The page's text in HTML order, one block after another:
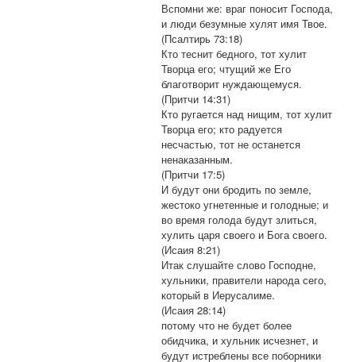
Вспомни же: враг поносит Господа,
и люди безумные хулят имя Твое.
(Псалтирь 73:18)
Кто теснит бедного, тот хулит
Творца его; чтущий же Его
благотворит нуждающемуся.
(Притчи 14:31)
Кто ругается над нищим, тот хулит
Творца его; кто радуется
несчастью, тот не останется
ненаказанным.
(Притчи 17:5)
И будут они бродить по земле,
жестоко угнетенные и голодные; и
во время голода будут злиться,
хулить царя своего и Бога своего.
(Исаия 8:21)
Итак слушайте слово Господне,
хульники, правители народа сего,
который в Иерусалиме.
(Исаия 28:14)
потому что не будет более
обидчика, и хульник исчезнет, и
будут истреблены все поборники